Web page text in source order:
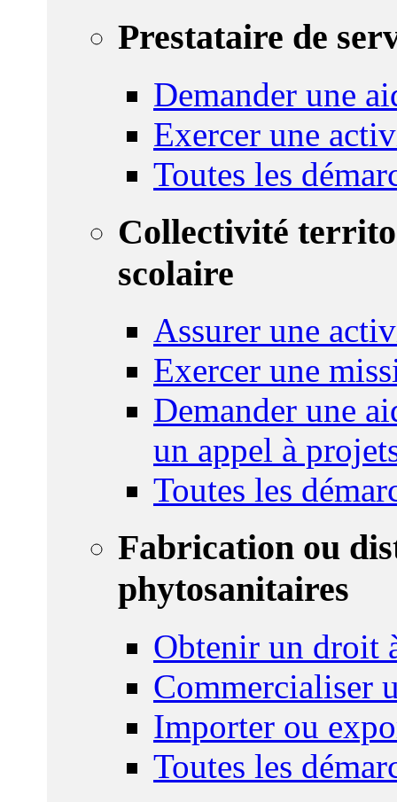
Prestataire de
Demander une
Exercer une
Toutes les
Collectivité
scolaire
Assurer une
Exercer une
Demander une
un appel à
Toutes les
Fabrication ou
phytosanitaires
Obtenir un droit
Commercialiser
Importer ou
Toutes les